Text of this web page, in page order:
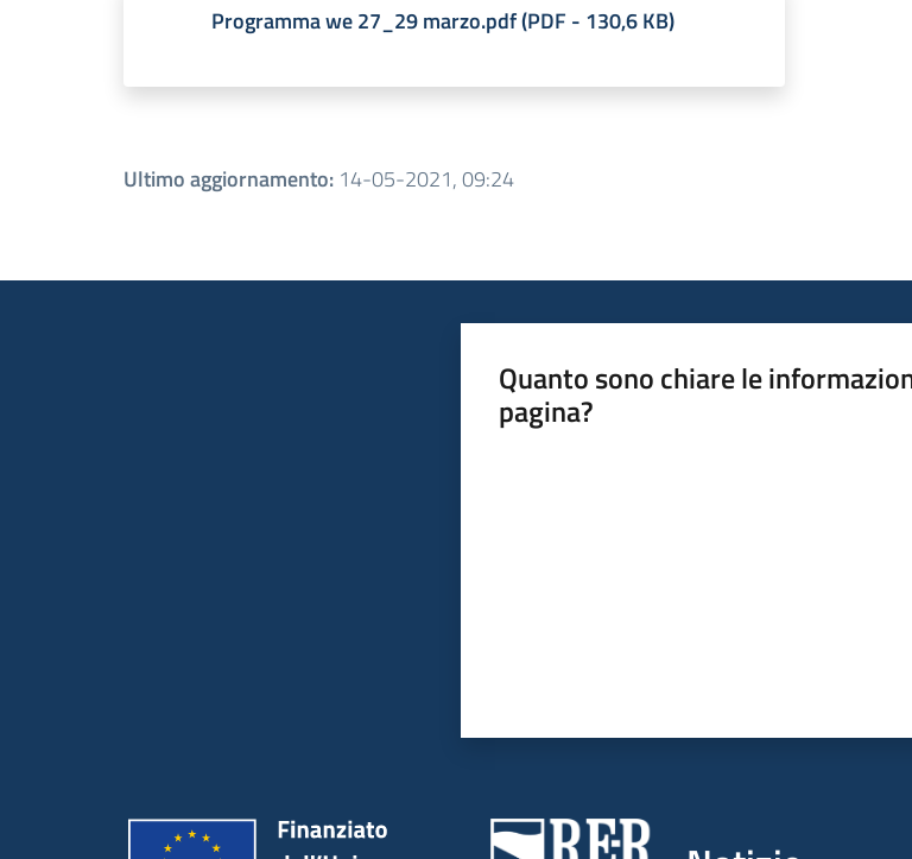
Programma we 27_29 marzo.pdf(PDF - 130,6 KB)
Ultimo aggiornamento: 14-05-2021, 09:24
Quanto sono chiare le
pagina?